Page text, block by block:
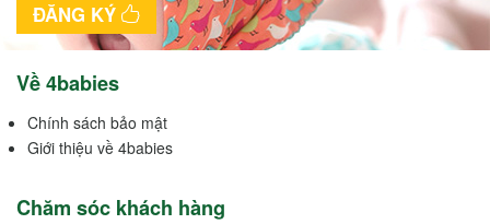
ĐĂNG KÝ
Về 4babies
Chính sách bảo mật
Giới thiệu về 4babies
Chăm sóc khách hàng